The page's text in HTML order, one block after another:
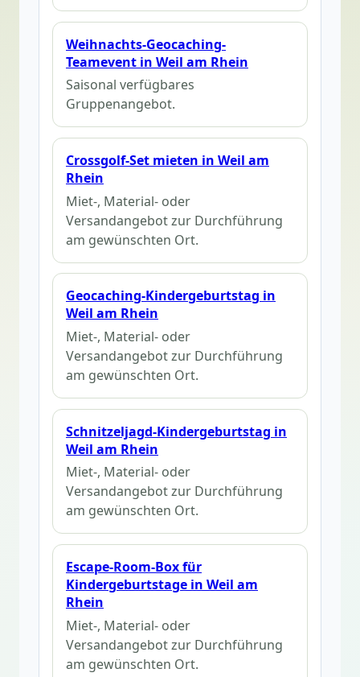
Weihnachts-Geocaching-
Teamevent in Weil am Rhein
Saisonal verfügbares
Gruppenangebot.
Crossgolf-Set mieten in Weil am
Rhein
Miet-, Material- oder
Versandangebot zur Durchführung
am gewünschten Ort.
Geocaching-Kindergeburtstag in
Weil am Rhein
Miet-, Material- oder
Versandangebot zur Durchführung
am gewünschten Ort.
Schnitzeljagd-Kindergeburtstag in
Weil am Rhein
Miet-, Material- oder
Versandangebot zur Durchführung
am gewünschten Ort.
Escape-Room-Box für
Kindergeburtstage in Weil am
Rhein
Miet-, Material- oder
Versandangebot zur Durchführung
am gewünschten Ort.